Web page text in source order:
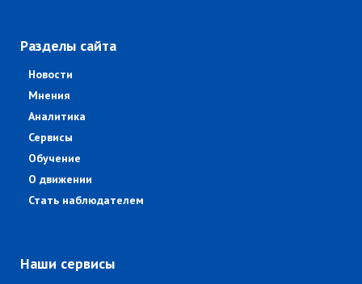
Разделы сайта
Новости
Мнения
Аналитика
Сервисы
Обучение
О движении
Стать наблюдателем
Наши сервисы